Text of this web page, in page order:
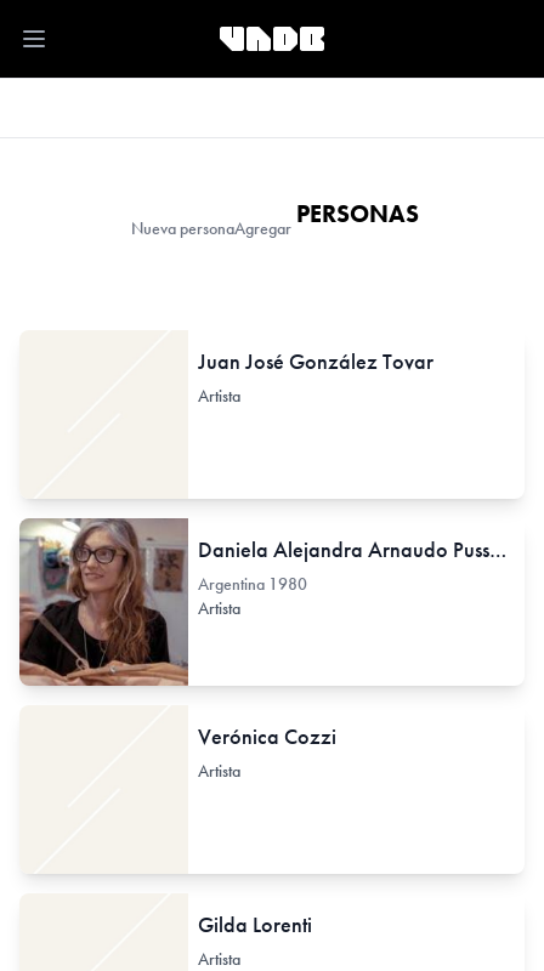
Open main menu
Nueva personaAgregar PERSONAS
Juan José González Tovar
Artista
Daniela Alejandra Arnaudo Pussetto
Argentina 1980
Artista
Verónica Cozzi
Artista
Gilda Lorenti
Artista